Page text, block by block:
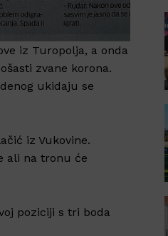
iz Turopolja, a onda
zvane korona.
ukidaju se
iz Vukovine.
ali na tronu će
poziciji s tri boda